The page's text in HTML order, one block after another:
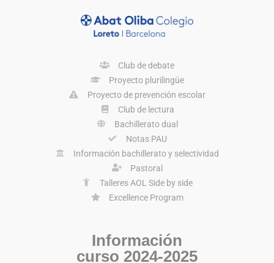
Club de debate
Proyecto plurilingüe
Proyecto de prevención escolar
Club de lectura
Bachillerato dual
Notas PAU
Información bachillerato y selectividad
Pastoral
Talleres AOL Side by side
Excellence Program
Información
curso 2024-2025